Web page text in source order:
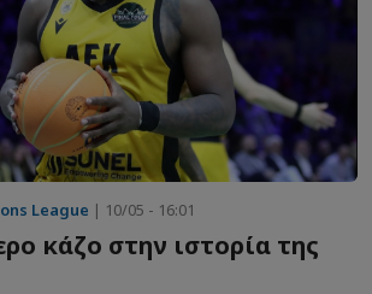
League | 10/05 - 16:01
κάζο στην ιστορία της